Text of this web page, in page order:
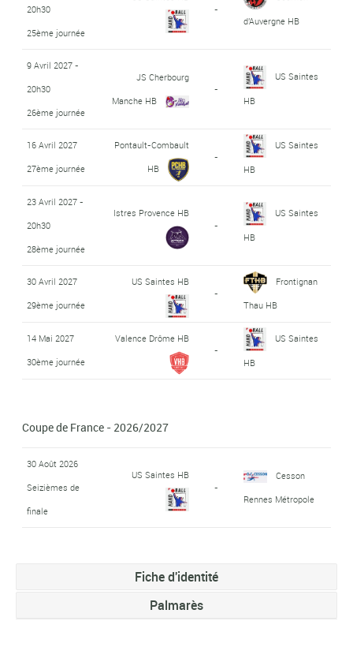
20h30
25ème journée
-
d'Auvergne HB
9 Avril 2027 -
20h30
26ème journée
JS Cherbourg
Manche HB
-
US Saintes
HB
16 Avril 2027
27ème journée
Pontault-Combault
HB
-
US Saintes
HB
23 Avril 2027 -
20h30
28ème journée
Istres Provence HB
-
US Saintes
HB
30 Avril 2027
29ème journée
US Saintes HB
-
Frontignan
Thau HB
14 Mai 2027
30ème journée
Valence Drôme HB
-
US Saintes
HB
Coupe de France - 2026/2027
30 Août 2026
Seizièmes de
finale
US Saintes HB
-
Cesson
Rennes Métropole
Fiche d'identité
Palmarès